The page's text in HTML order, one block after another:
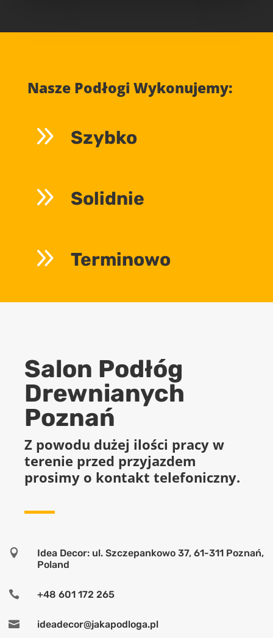
Nasze Podłogi Wykonujemy:
9 Szybko
9 Solidnie
9 Terminowo
Salon Podłóg
Drewnianych
Poznań
Z powodu dużej ilości pracy w
terenie przed przyjazdem
prosimy o kontakt telefoniczny.

Idea Decor: ul. Szczepankowo 37, 61-311 Poznań,
Poland
 +48 601 172 265
 ideadecor@jakapodloga.pl